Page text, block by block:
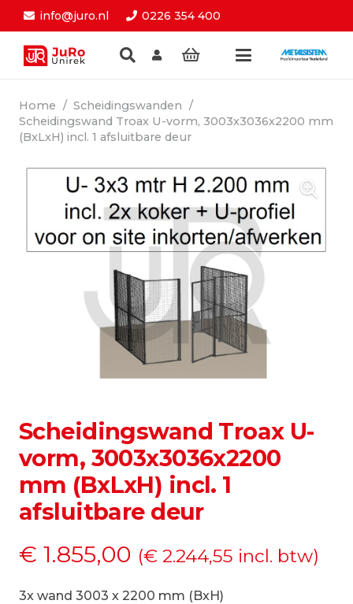
info@juro.nl 0226 354 400
Home / Scheidingswanden /
Scheidingswand Troax U-vorm, 3003x3036x2200 mm
(BxLxH) incl. 1 afsluitbare deur
Scheidingswand Troax U-
vorm, 3003x3036x2200
mm (BxLxH) incl. 1
afsluitbare deur
€ 1.855,00 (€ 2.244,55 incl. btw)
3x wand 3003 x 2200 mm (BxH)